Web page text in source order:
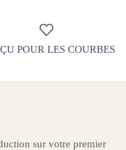
POUR LES COURBES
sur votre premier